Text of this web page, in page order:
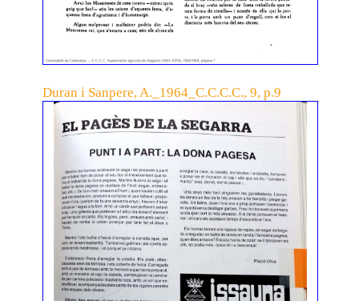
Duran i Sanpere, A._1964_C.C.C.C., 9, p.9